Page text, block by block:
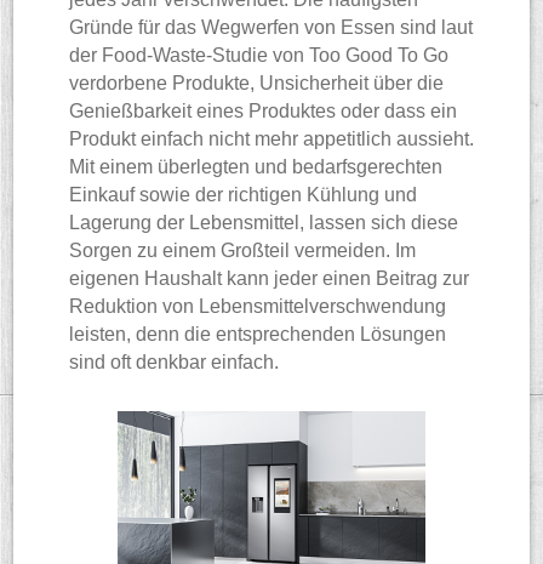
Gründe für das Wegwerfen von Essen sind laut
der Food-Waste-Studie von Too Good To Go
verdorbene Produkte, Unsicherheit über die
Genießbarkeit eines Produktes oder dass ein
Produkt einfach nicht mehr appetitlich aussieht.
Mit einem überlegten und bedarfsgerechten
Einkauf sowie der richtigen Kühlung und
Lagerung der Lebensmittel, lassen sich diese
Sorgen zu einem Großteil vermeiden. Im
eigenen Haushalt kann jeder einen Beitrag zur
Reduktion von Lebensmittelverschwendung
leisten, denn die entsprechenden Lösungen
sind oft denkbar einfach.